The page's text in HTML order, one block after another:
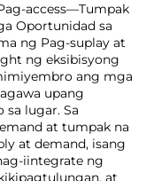
access—Tumpak
Oportunidad sa
ng Pag-suplay at
ng eksibisyong
ang mga
upang
lugar. Sa
at tumpak na
at demand, isang
iintegrate ng
at